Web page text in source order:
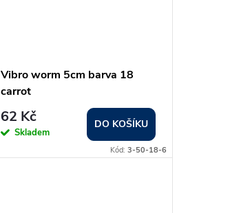
Vibro worm 5cm barva 18
carrot
62 Kč
Skladem
DO KOŠÍKU
Kód: 3-50-18-6